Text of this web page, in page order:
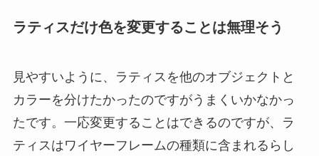
ラティスだけ色を変更することは無理そう
見やすいように、ラティスを他のオブジェクトと
カラーを分けたかったのですがうまくいかなかっ
たです。一応変更することはできるのですが、ラ
ティスはワイヤーフレームの種類に含まれるらし